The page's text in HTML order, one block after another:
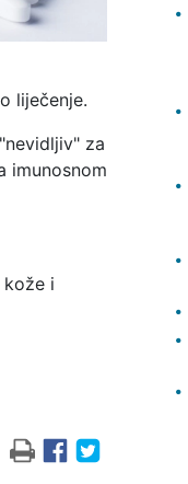
liječenje.
za
imunosnom
kože i